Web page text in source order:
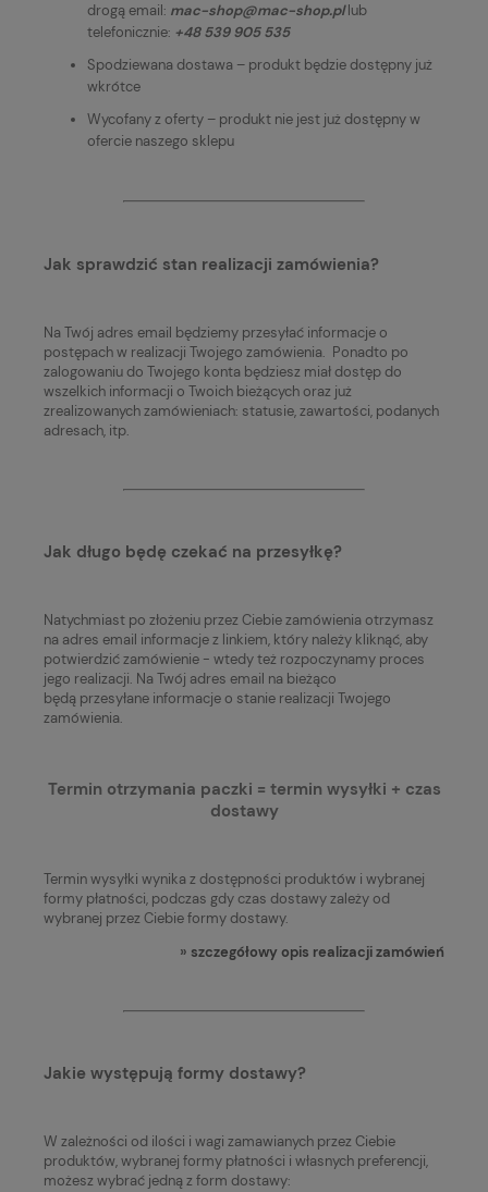
drogą email: mac-shop@mac-shop.pllub
telefonicznie: +48 539 905 535
Spodziewana dostawa – produkt będzie dostępny już
wkrótce
Wycofany z oferty – produkt nie jest już dostępny w
ofercie naszego sklepu
Jak sprawdzić stan realizacji zamówienia?
Na Twój adres email będziemy przesyłać informacje o
postępach w realizacji Twojego zamówienia. Ponadto po
zalogowaniu do Twojego konta będziesz miał dostęp do
wszelkich informacji o Twoich bieżących oraz już
zrealizowanych zamówieniach: statusie, zawartości, podanych
adresach, itp.
Jak długo będę czekać na przesyłkę?
Natychmiast po złożeniu przez Ciebie zamówienia otrzymasz
na adres email informacje z linkiem, który należy kliknąć, aby
potwierdzić zamówienie - wtedy też rozpoczynamy proces
jego realizacji. Na Twój adres email na bieżąco
będą przesyłane informacje o stanie realizacji Twojego
zamówienia.
Termin otrzymania paczki = termin wysyłki + czas
dostawy
Termin wysyłki wynika z dostępności produktów i wybranej
formy płatności, podczas gdy czas dostawy zależy od
wybranej przez Ciebie formy dostawy.
» szczegółowy opis realizacji zamówień
Jakie występują formy dostawy?
W zależności od ilości i wagi zamawianych przez Ciebie
produktów, wybranej formy płatności i własnych preferencji,
możesz wybrać jedną z form dostawy: